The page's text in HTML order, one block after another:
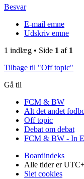
Besvar
E-mail emne
Udskriv emne
1 indlæg • Side 1 af 1
Tilbage til "Off topic"
Gå til
FCM & BW
Alt det andet
Off topic
Debat om debat
FCM & BW - In
Boardindeks
Alle tider er
Slet cookies